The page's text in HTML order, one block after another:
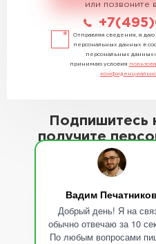
Вадим Печатников
Добрый день! Я на
обычно отвечаю за 10
По любым вопросами
или позвоните
Отправляя сведения, я даю
персональных данных в
персональных данных»
принимаю условия
Подпишитесь
получите
Отправляя сведения, я даю
персональных данных в